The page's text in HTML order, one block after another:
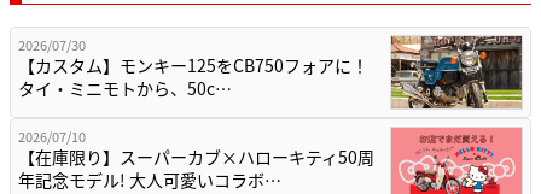
2026/07/30
【カスタム】モンキー125をCB750フォアに！
タイ・ミニモトから、50c…
2026/07/10
【在庫限り】スーパーカブ×ハローキティ50周
年記念モデル! 大人可愛いコラボ…